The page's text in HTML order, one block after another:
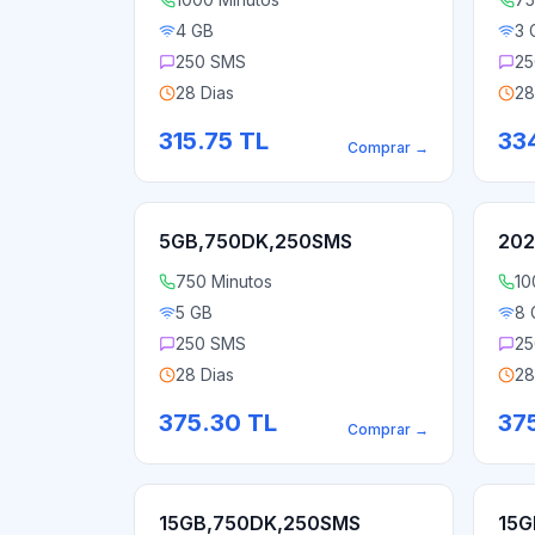
4 GB
250 SMS
28 Dias
315.75 TL Comprar →
3
5GB,750DK,250SMS
750 Minutos
5 GB
250 SMS
28 Dias
375.30 TL Comprar →
8
15GB,750DK,250SMS